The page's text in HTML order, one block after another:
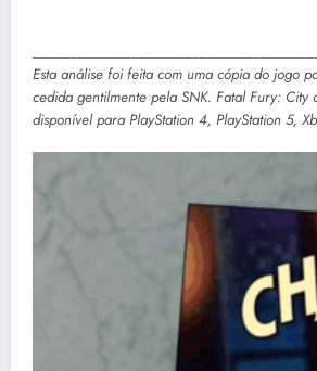
Esta análise foi feita com uma cópia do jogo
cedida gentilmente pela SNK. Fatal Fury: City
disponível para PlayStation 4, PlayStation 5,